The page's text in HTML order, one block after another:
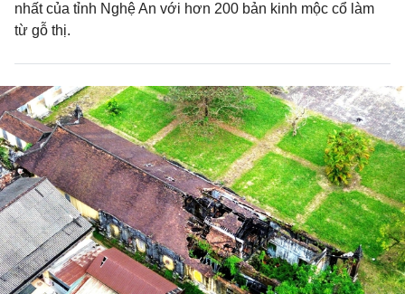
nhất của tỉnh Nghệ An với hơn 200 bản kinh mộc cổ làm
từ gỗ thị.